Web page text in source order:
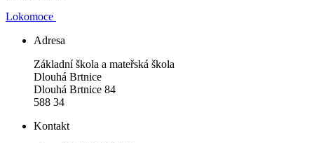
Lokomoce
Adresa
Základní škola a mateřská škola
Dlouhá Brtnice
Dlouhá Brtnice 84
588 34
Kontakt